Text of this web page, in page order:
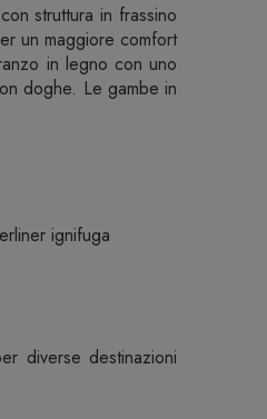
con struttura in frassino
un maggiore comfort
in legno con uno
doghe. Le gambe in
ignifuga
diverse destinazioni